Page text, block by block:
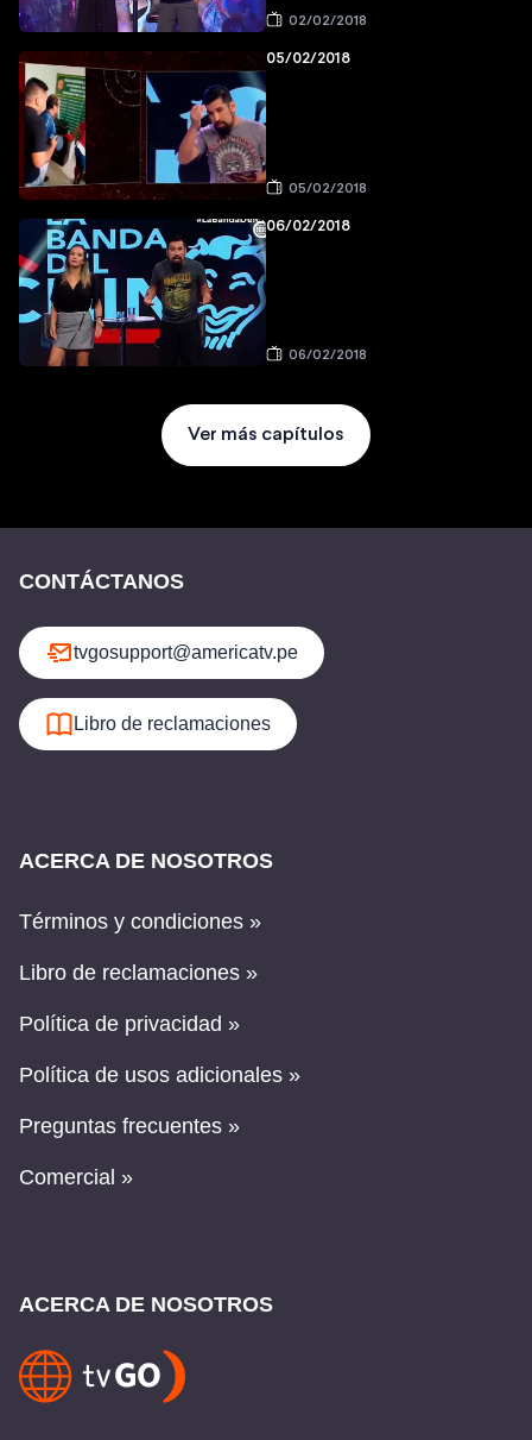
02/02/2018
05/02/2018
05/02/2018
06/02/2018
06/02/2018
Ver más capítulos
CONTÁCTANOS
tvgosupport@americatv.pe
Libro de reclamaciones
ACERCA DE NOSOTROS
Términos y condiciones »
Libro de reclamaciones »
Política de privacidad »
Política de usos adicionales »
Preguntas frecuentes »
Comercial »
ACERCA DE NOSOTROS